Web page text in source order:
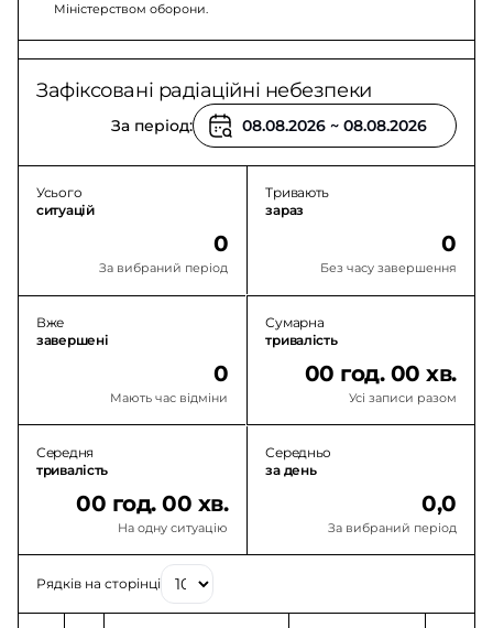
Міністерством оборони.
Зафіксовані радіаційні небезпеки
За період:
Усього
ситуацій
0
За вибраний період
Тривають
зараз
0
Без часу завершення
Вже
завершені
0
Мають час відміни
Сумарна
тривалість
00 год. 00 хв.
Усі записи разом
Середня
тривалість
00 год. 00 хв.
На одну ситуацію
Середньо
за день
0,0
За вибраний період
Рядків на сторінці